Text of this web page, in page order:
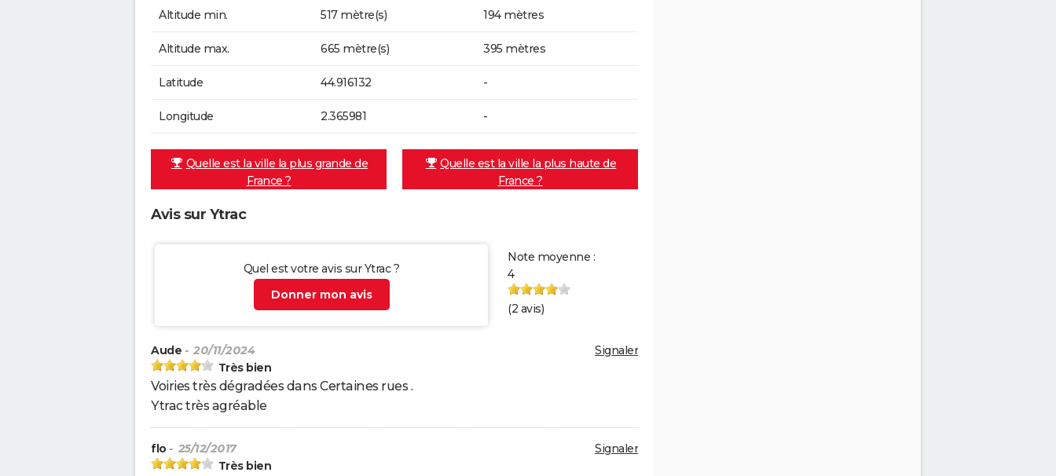
Altitude min. 517 mètre(s) 194 mètres
Altitude max. 665 mètre(s) 395 mètres
Latitude 44.916132 -
Longitude 2.365981 -
Quelle est la ville la plus grande de
France ?
Quelle est la ville la plus haute de
France ?
Avis sur Ytrac
Quel est votre avis sur Ytrac ?
Donner mon avis
Note moyenne :
4
(2 avis)
Signaler
Aude - 20/11/2024
Très bien
Voiries très dégradées dans Certaines rues .
Ytrac très agréable
Signaler
flo - 25/12/2017
Très bien